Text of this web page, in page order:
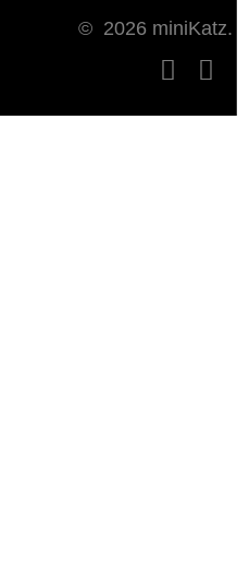
© 2026 miniKatz.